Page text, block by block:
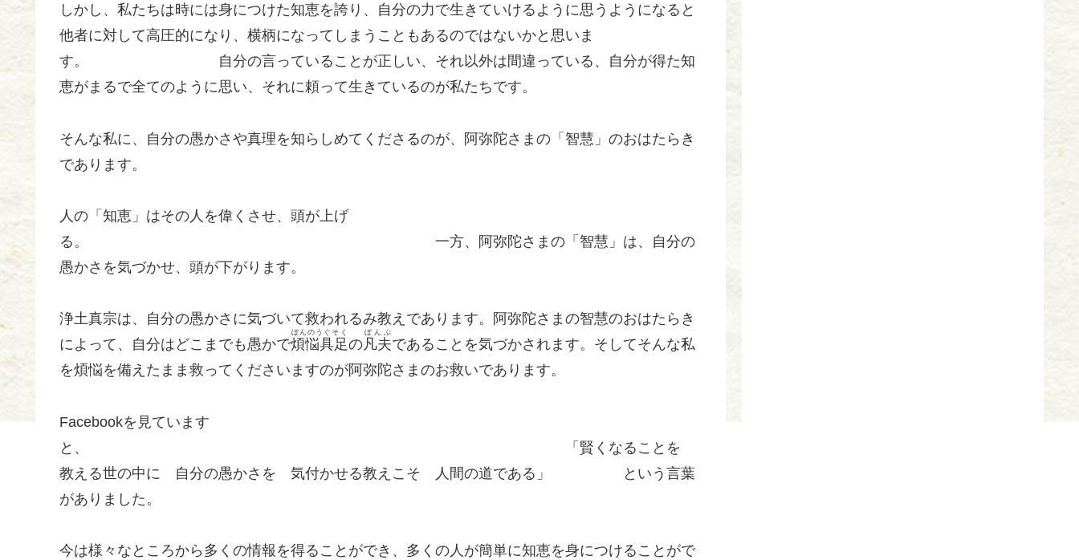
しかし、私たちは時には身につけた知恵を誇り、自分の力で生きていけるように思うようになると
他者に対して高圧的になり、横柄になってしまうこともあるのではないかと思いま
す。 自分の言っていることが正しい、それ以外は間違っている、自分が得た知
恵がまるで全てのように思い、それに頼って生きているのが私たちです。
そんな私に、自分の愚かさや真理を知らしめてくださるのが、阿弥陀さまの「智慧」のおはたらき
であります。
人の「知恵」はその人を偉くさせ、頭が上げ
る。 一方、阿弥陀さまの「智慧」は、自分の
愚かさを気づかせ、頭が下がります。
浄土真宗は、自分の愚かさに気づいて救われるみ教えであります。阿弥陀さまの智慧のおはたらき
によって、自分はどこまでも愚かで煩悩具足
ぼんのうぐそく
の凡夫
ぼんぶ
であることを気づかされます。そしてそんな私
を煩悩を備えたまま救ってくださいますのが阿弥陀さまのお救いであります。
Facebookを見ています
と、 「賢くなることを
教える世の中に 自分の愚かさを 気付かせる教えこそ 人間の道である」 という言葉
がありました。
今は様々なところから多くの情報を得ることができ、多くの人が簡単に知恵を身につけることがで